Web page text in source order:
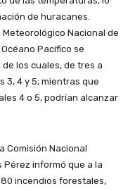
de huracanes.
Nacional de
Pacífico se
los cuales, de tres a
3, 4 y 5; mientras que
4 o 5, podrían alcanzar
Comisión Nacional
Pérez informó que a la
incendios forestales,